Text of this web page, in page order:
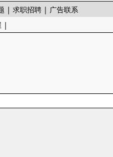
|求职招聘 | 广告联系
|